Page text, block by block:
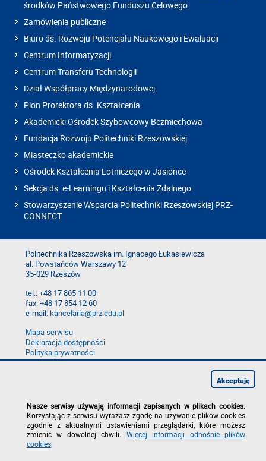
środków Państwowego Funduszu Celowego
Zamówienia publiczne
Biuro ds. Rozwoju Potencjału Naukowego i Ewaluacji
Centrum Informatyzacji
Centrum Transferu Technologii
Dział Współpracy Międzynarodowej
Pion Prorektora ds. Kształcenia
Akademicki Ośrodek Szybowcowy Bezmiechowa
Fundacja Rozwoju Politechniki Rzeszowskiej
Miasteczko akademickie
Ośrodek Kształcenia Lotniczego w Jasionce
Sekcja ds. e-Learningu i Kształcenia Zdalnego
Stowarzyszenie Wsparcia Politechniki Rzeszowskiej PRZ-
CONNECT
Politechnika Rzeszowska im. Ignacego Łukasiewicza
al. Powstańców Warszawy 12
35-029 Rzeszów
tel.: +48 17 865 11 00
fax: +48 17 854 12 60
e-mail:kancelaria@prz.edu.pl
Mapa serwisu
Deklaracja dostępności
Polityka prywatności
Zgłoś błąd na stronie
Nasze serwisy używają informacji zapisanych w plikach cookies
Korzystając z serwisu wyrażasz zgodę na używanie plików cookies
zgodnie z aktualnymi ustawieniami przeglądarki, które możesz
zmienić w dowolnej chwili. Więcej informacji odnośnie plików
cookies
Akceptuję